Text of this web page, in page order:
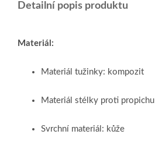
Detailní popis produktu
Materiál:
Materiál tužinky: kompozit
Materiál stélky proti propichu
Svrchní materiál: kůže